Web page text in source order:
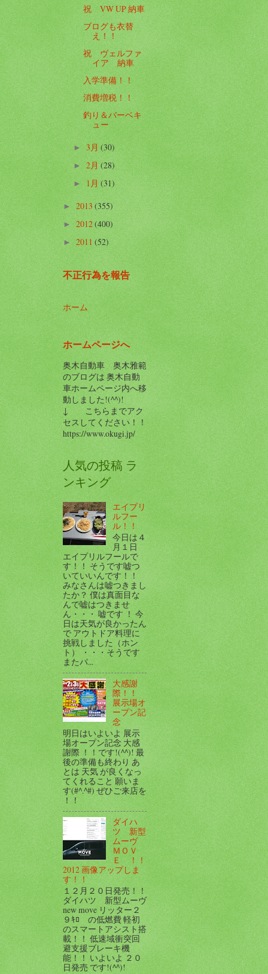
祝 VW UP 納車
ブログも衣替
え！！
祝 ヴェルファ
イア 納車
入学準備！！
消費増税！！
釣り＆バーベキ
ュー
►3月(30)
►2月(28)
►1月(31)
►2013(355)
►2012(400)
►2011(52)
不正行為を報告
ホーム
ホームページへ
奥木自動車 奥木雅範
のブログは 奥木自動
車ホームページ内へ移
動しました!(^^)!
↓ こちらまでアク
セスしてください！！
https://www.okugi.jp/
人気の投稿 ラ
ンキング
エイプリ
ルフー
ル！！
今日は４
月１日
エイプリルフールで
す！！ そうです嘘つ
いていいんです！！
みなさんは嘘つきまし
たか？ 僕は真面目な
んで嘘はつきませ
ん・・・ 嘘です ！ 今
日は天気が良かったん
で アウトドア料理に
挑戦しました（ホン
ト） ・・・そうです
またパ...
大感謝
際！！
展示場オ
ープン記
念
明日はいよいよ 展示
場オープン記念 大感
謝際 ！！です!(^^)! 最
後の準備も終わり あ
とは 天気 が良くなっ
てくれること 願いま
す(#^.^#) ぜひご来店を
！！
ダイハ
ツ 新型
ムーヴ
ＭＯＶ
Ｅ ！！
2012 画像アップしま
す！！
１２月２０日発売！！
ダイハツ 新型ムーヴ
new move リッター２
９ｷﾛ の低燃費 軽初
のスマートアシスト搭
載！！ 低速域衝突回
避支援ブレーキ機
能！！ いよいよ ２０
日発売 です!(^^)!